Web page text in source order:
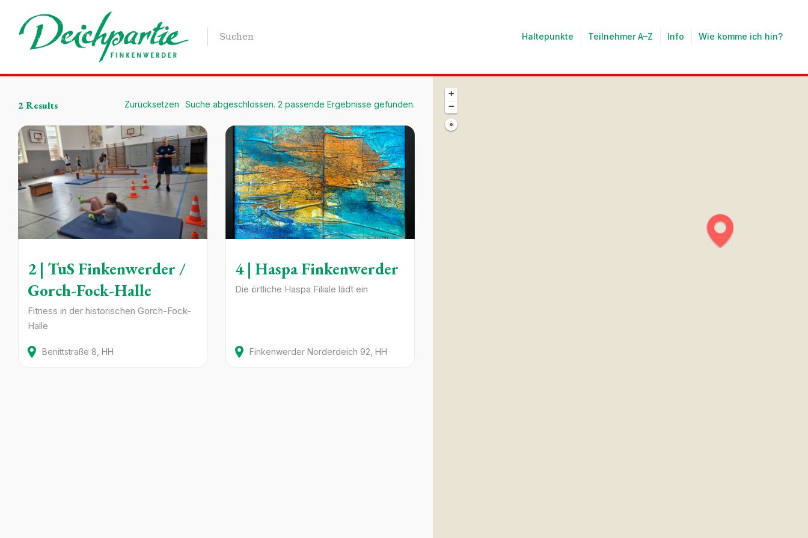
Haltepunkte Teilnehmer A–Z Info Wie komme ich hin?
2Results Suche abgeschlossen. 2 passende Ergebnisse gefunden.
Zurücksetzen
2 | TuS Finkenwerder /
Gorch-Fock-Halle
Fitness in der historischen Gorch-Fock-
Halle
Benittstraße 8 HH
4 | Haspa Finkenwerder
Die örtliche Haspa Filiale lädt ein
Finkenwerder Norderdeich 92 HH
+
−